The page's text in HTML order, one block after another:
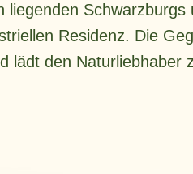
Schwarzburgs
Residenz. Die
lädt den Naturliebhaber